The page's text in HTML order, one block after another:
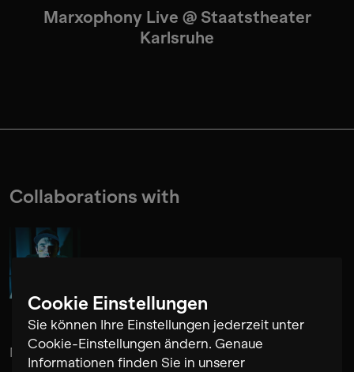
Cookie Einstellungen
Sie können Ihre Einstellungen jederzeit unter
Cookie-Einstellungen ändern. Genaue
Informationen finden Sie in unserer
Marxophony Live @ Staatstheater
Karlsruhe
Collaborations with
Natalia Pschenitschnikova